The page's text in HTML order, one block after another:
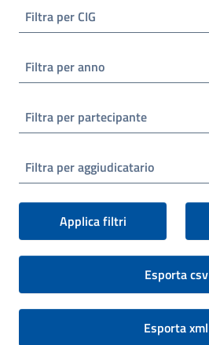
Filtra per CIG
Filtra per anno
Filtra per partecipante
Filtra per aggiudicatario
Applica filtri
Esporta csv
Esporta xml